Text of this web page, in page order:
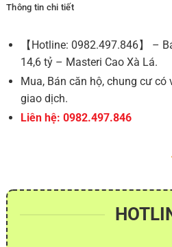
Thông tin chi tiết
【Hotline: 0982.497.846】 –
14,6 tỷ – Masteri Cao Xà Lá.
Mua, Bán căn hộ, chung cư
giao dịch.
Liên hệ: 0982.497.846